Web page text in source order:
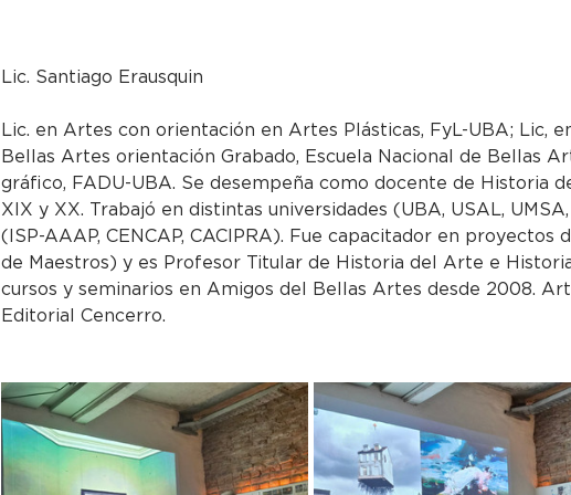
Lic. Santiago Erausquin
Lic. en Artes con orientación en Artes Plásticas, FyL-UBA; Lic,
Bellas Artes orientación Grabado, Escuela Nacional de Bellas
gráfico, FADU-UBA. Se desempeña como docente de Historia
XIX y XX. Trabajó en distintas universidades (UBA, USAL,
(ISP-AAAP, CENCAP, CACIPRA). Fue capacitador en proyectos
de Maestros) y es Profesor Titular de Historia del Arte e
cursos y seminarios en Amigos del Bellas Artes desde 2008.
Editorial Cencerro.